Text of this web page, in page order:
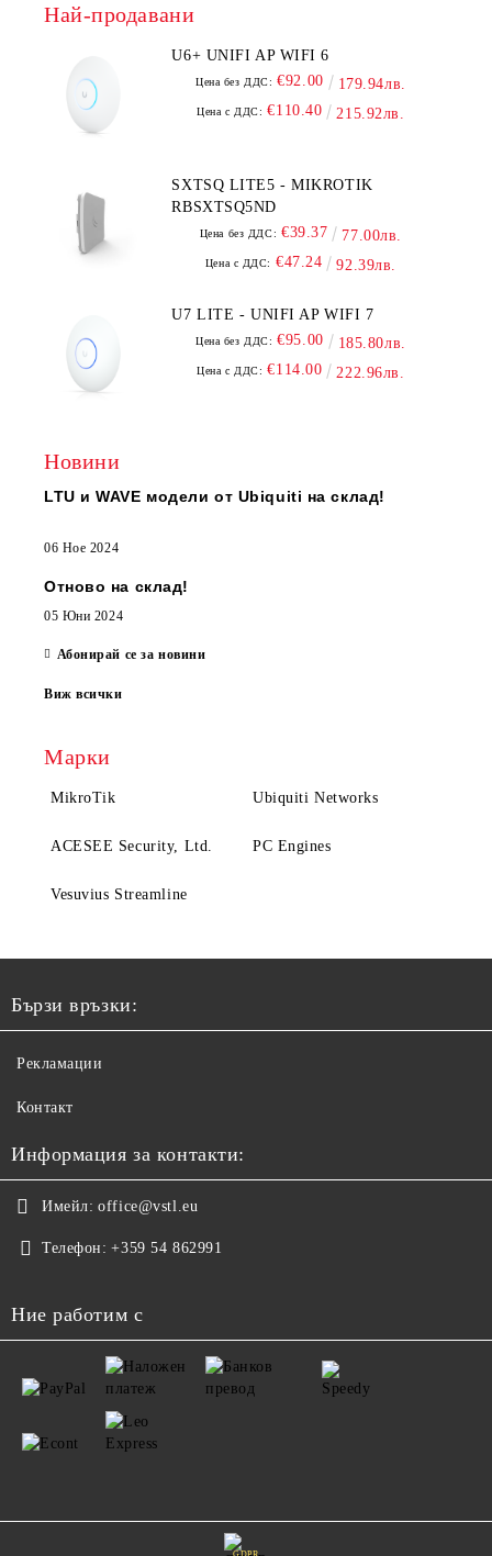
Най-продавани
U6+ UNIFI AP WIFI 6
Цена без ДДС: €92.00 179.94лв.
Цена с ДДС: €110.40 215.92лв.
SXTSQ LITE5 - MIKROTIK
RBSXTSQ5ND
Цена без ДДС: €39.37 77.00лв.
Цена с ДДС: €47.24 92.39лв.
U7 LITE - UNIFI AP WIFI 7
Цена без ДДС: €95.00 185.80лв.
Цена с ДДС: €114.00 222.96лв.
Новини
LTU и WAVE модели от Ubiquiti на склад!
06 Ное 2024
Отново на склад!
05 Юни 2024
Абонирай се за новини
Виж всички
Марки
MikroTik Ubiquiti Networks
ACESEE Security, Ltd. PC Engines
Vesuvius Streamline
Бързи връзки:
Рекламации
Контакт
Информация за контакти:
Имейл: office@vstl.eu
Телефон: +359 54 862991
Ние работим с